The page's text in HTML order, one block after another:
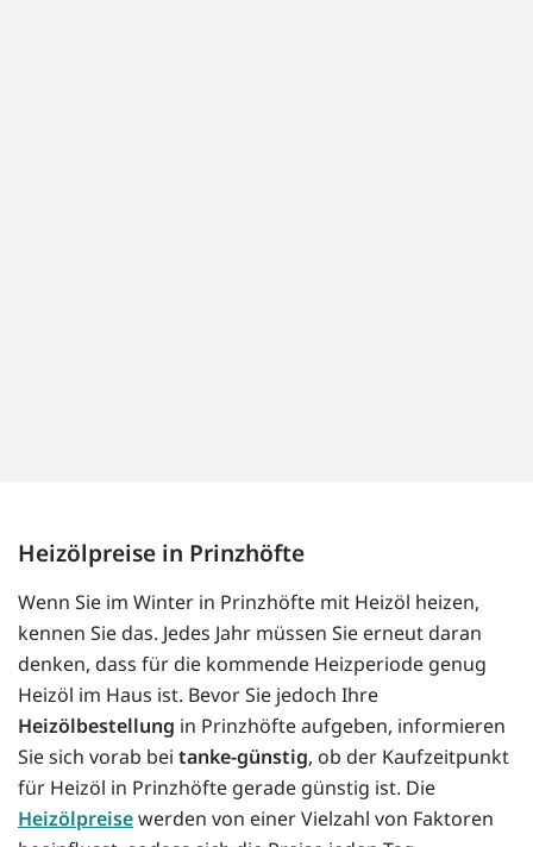
Heizölpreise in Prinzhöfte
Wenn Sie im Winter in Prinzhöfte mit Heizöl heizen,
kennen Sie das. Jedes Jahr müssen Sie erneut daran
denken, dass für die kommende Heizperiode genug
Heizöl im Haus ist. Bevor Sie jedoch Ihre
Heizölbestellung in Prinzhöfte aufgeben, informieren
Sie sich vorab bei tanke-günstig, ob der Kaufzeitpunkt
für Heizöl in Prinzhöfte gerade günstig ist. Die
Heizölpreisewerden von einer Vielzahl von Faktoren